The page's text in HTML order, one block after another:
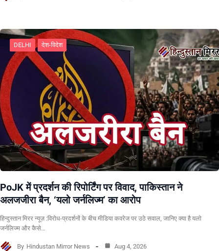
DELHI देश-विदेश
PoJK में प्रदर्शन की रिपोर्टिंग पर विवाद, पाकिस्तान ने
अलजजीरा बैन, ‘यलो जर्नलिज्म’ का आरोप
हिन्दुस्तान मिरर न्यूज़ :विरोध-प्रदर्शनों के बीच मीडिया कवरेज पर उठे सवाल, जानिए क्या है यलो
जर्नलिज्म और कैसे…
By Hindustan Mirror News Aug 4, 2026